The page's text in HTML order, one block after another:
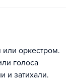
оркестром.
голоса
и затихали.